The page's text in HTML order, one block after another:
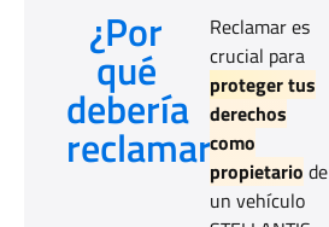
¿Por
qué
debería
reclamar?
Reclamar es
crucial para
proteger tus
derechos
como
propietario de
un vehículo